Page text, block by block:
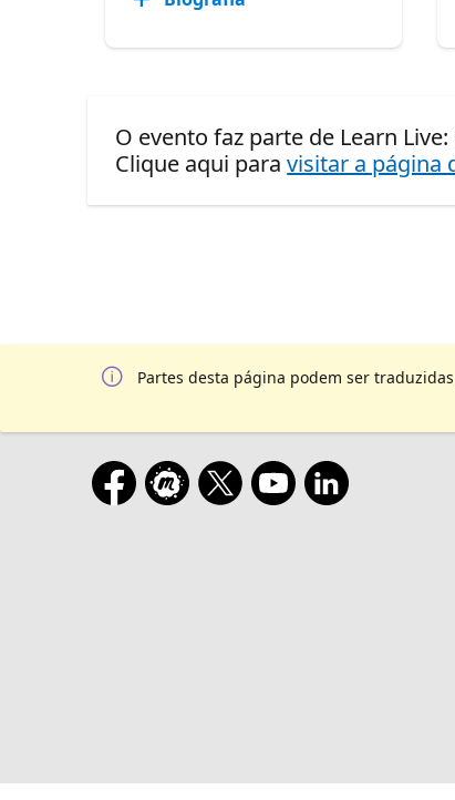
O evento faz parte de Learn
Clique aqui paravisitar a página
Partes desta página podem ser